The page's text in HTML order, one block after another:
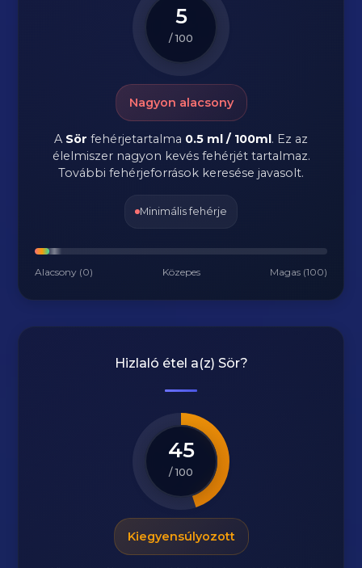
5
/ 100
Nagyon alacsony
A Sör fehérjetartalma 0.5 ml / 100ml. Ez az
élelmiszer nagyon kevés fehérjét tartalmaz.
További fehérjeforrások keresése javasolt.
Minimális fehérje
Alacsony (0) Közepes Magas (100)
Hizlaló étel a(z) Sör?
45
/ 100
Kiegyensúlyozott